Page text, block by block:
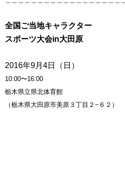
全国ご当地キャラクター
スポーツ大会in大田原
2016年9月4日（日）
10:00〜16:00
栃木県立県北体育館
（栃木県大田原市美原３丁目２−６２）